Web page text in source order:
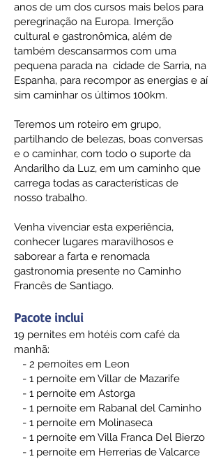
anos de um dos cursos mais belos para
peregrinação na Europa. Imerção
cultural e gastronômica, além de
também descansarmos com uma
pequena parada na cidade de Sarria, na
Espanha, para recompor as energias e aí
sim caminhar os últimos 100km.
Teremos um roteiro em grupo,
partilhando de belezas, boas conversas
e o caminhar, com todo o suporte da
Andarilho da Luz, em um caminho que
carrega todas as características de
nosso trabalho.
Venha vivenciar esta experiência,
conhecer lugares maravilhosos e
saborear a farta e renomada
gastronomia presente no Caminho
Francês de Santiago.
Pacote inclui
19 pernites em hotéis com café da
manhã:
- 2 pernoites em Leon
- 1 pernoite em Villar de Mazarife
- 1 pernoite em Astorga
- 1 pernoite em Rabanal del Caminho
- 1 pernoite em Molinaseca
- 1 pernoite em Villa Franca Del Bierzo
- 1 pernoite em Herrerias de Valcarce